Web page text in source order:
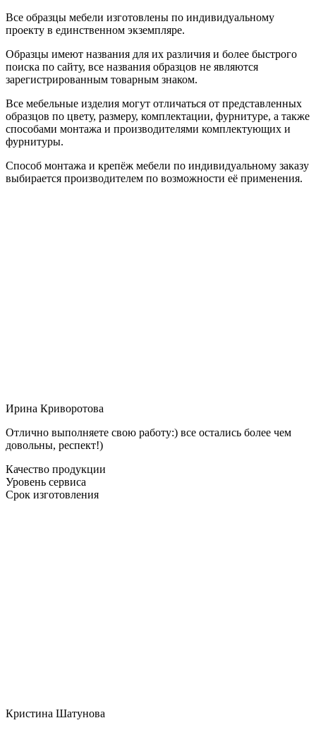
Все образцы мебели изготовлены по индивидуальному
проекту в единственном экземпляре.
Образцы имеют названия для их различия и более быстрого
поиска по сайту, все названия образцов не являются
зарегистрированным товарным знаком.
Все мебельные изделия могут отличаться от представленных
образцов по цвету, размеру, комплектации, фурнитуре, а также
способами монтажа и производителями комплектующих и
фурнитуры.
Способ монтажа и крепёж мебели по индивидуальному заказу
выбирается производителем по возможности её применения.
Ирина Криворотова
Отлично выполняете свою работу:) все остались более чем
довольны, респект!)
Качество продукции
Уровень сервиса
Срок изготовления
Кристина Шатунова